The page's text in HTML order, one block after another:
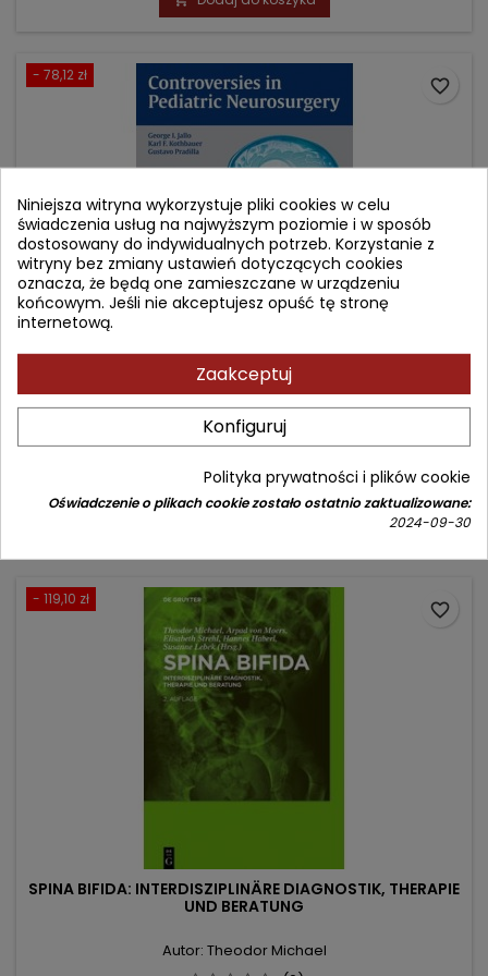
- 78,12 zł
CONTROVERSIES IN PEDIATRIC NEUROSURGERY
Autor: George I. Jallo
Cena
703,08 złCena
podstawowa
781,20 zł
favorite_border
- 119,10 zł
SPINA BIFIDA: INTERDISZIPLINÄRE DIAGNOSTIK, THERAPIE
UND BERATUNG
Autor: Theodor Michael
favorite_border
Niniejsza witryna wykorzystuje pliki cookies w celu
świadczenia usług na najwyższym poziomie i w sposób
dostosowany do indywidualnych potrzeb. Korzystanie z
witryny bez zmiany ustawień dotyczących cookies
oznacza, że będą one zamieszczane w urządzeniu
końcowym. Jeśli nie akceptujesz opuść tę stronę
internetową.
Zaakceptuj
Konfiguruj
Polityka prywatności i plików cookie
Oświadczenie o plikach cookie zostało ostatnio zaktualizowane:
2024-09-30